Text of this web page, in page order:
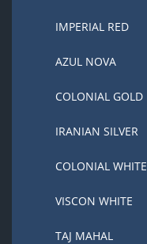
IMPERIAL RED
AZUL NOVA
COLONIAL GOLD
IRANIAN SILVER
COLONIAL WHITE
VISCON WHITE
TAJ MAHAL